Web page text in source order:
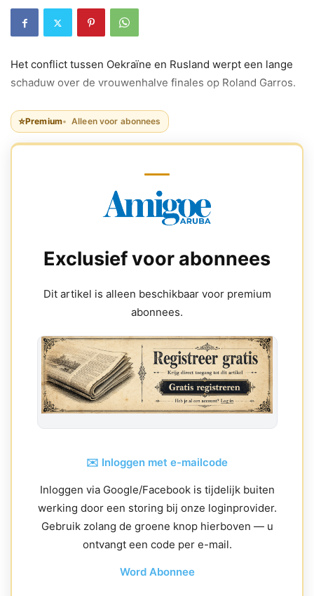
Het conflict tussen Oekraïne en Rusland werpt een lange
schaduw over de vrouwenhalve finales op Roland Garros.
⭐Premium Alleen voor abonnees
Exclusief voor abonnees
Dit artikel is alleen beschikbaar voor premium
abonnees.
✉️ Inloggen met e-mailcode
Inloggen via Google/Facebook is tijdelijk buiten
werking door een storing bij onze loginprovider.
Gebruik zolang de groene knop hierboven — u
ontvangt een code per e-mail.
Word Abonnee